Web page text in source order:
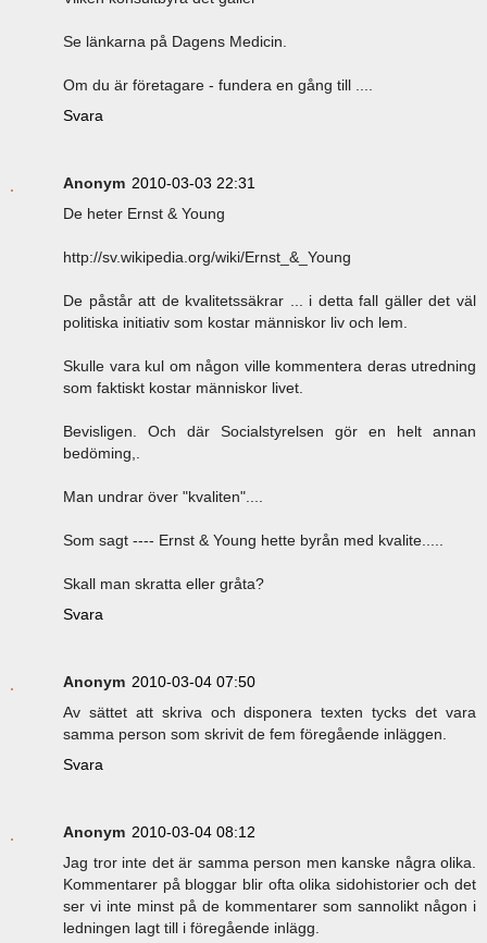
Se länkarna på Dagens Medicin.
Om du är företagare - fundera en gång till ....
Svara
Anonym 2010-03-03 22:31
De heter Ernst & Young
http://sv.wikipedia.org/wiki/Ernst_&_Young
De påstår att de kvalitetssäkrar ... i detta fall gäller det väl
politiska initiativ som kostar människor liv och lem.
Skulle vara kul om någon ville kommentera deras utredning
som faktiskt kostar människor livet.
Bevisligen. Och där Socialstyrelsen gör en helt annan
bedöming,.
Man undrar över "kvaliten"....
Som sagt ---- Ernst & Young hette byrån med kvalite.....
Skall man skratta eller gråta?
Svara
Anonym 2010-03-04 07:50
Av sättet att skriva och disponera texten tycks det vara
samma person som skrivit de fem föregående inläggen.
Svara
Anonym 2010-03-04 08:12
Jag tror inte det är samma person men kanske några olika.
Kommentarer på bloggar blir ofta olika sidohistorier och det
ser vi inte minst på de kommentarer som sannolikt någon i
ledningen lagt till i föregående inlägg.